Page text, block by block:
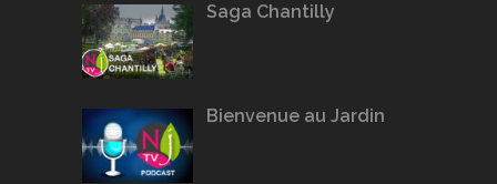
Saga Chantilly
Bienvenue au Jardin